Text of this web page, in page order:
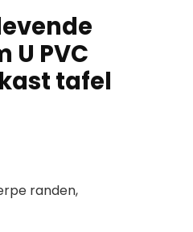
PVC
tafel
randen,